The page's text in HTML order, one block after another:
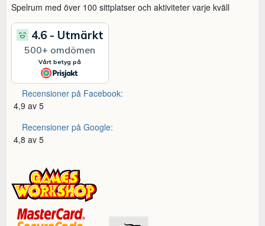
Spelrum med över 100 sittplatser och aktiviteter varje kväll
Recensioner på Facebook:
4,9 av 5
Recensioner på Google:
4,8 av 5